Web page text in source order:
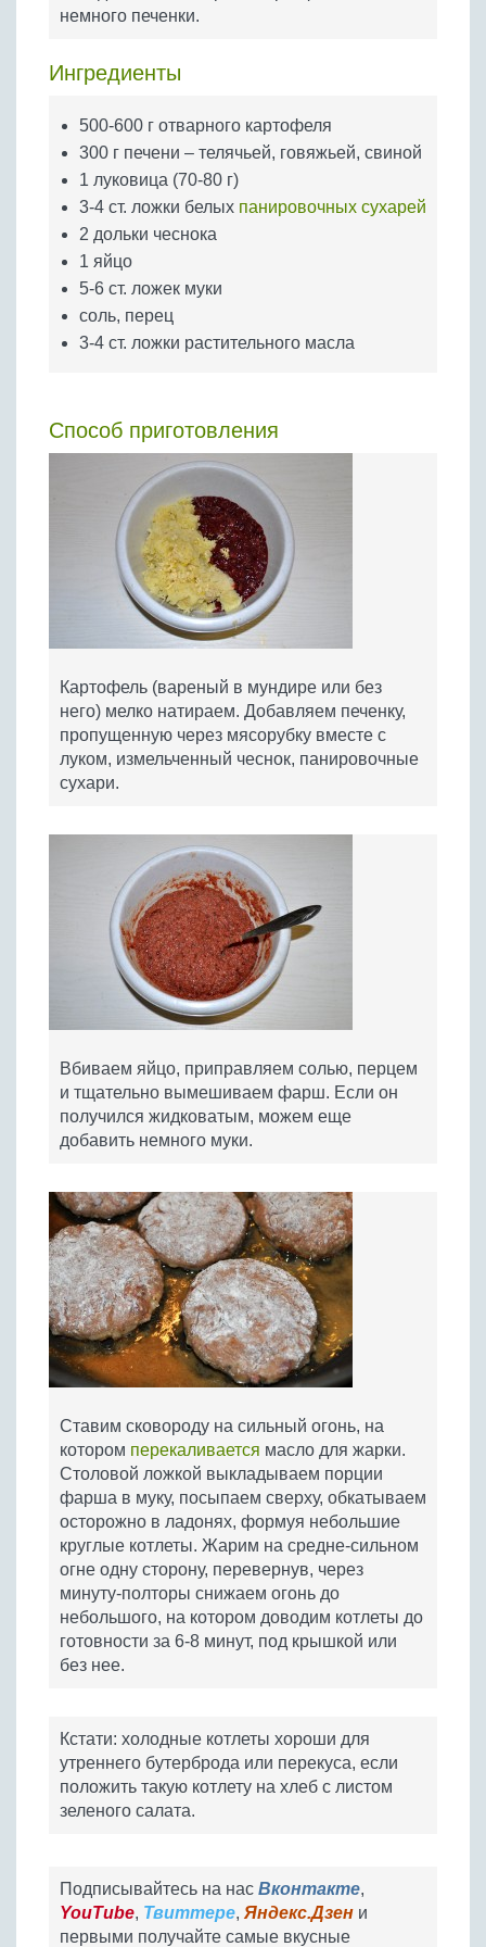
Бобовые
Крупы
немного печенки.
Ингредиенты
500-600 г отварного картофеля
300 г печени – телячьей, говяжьей, свиной
1 луковица (70-80 г)
3-4 ст. ложки белых панировочных сухарей
2 дольки чеснока
1 яйцо
5-6 ст. ложек муки
соль, перец
3-4 ст. ложки растительного масла
Способ приготовления
Картофель (вареный в мундире или без
него) мелко натираем. Добавляем печенку,
пропущенную через мясорубку вместе с
луком, измельченный чеснок, панировочные
сухари.
Вбиваем яйцо, приправляем солью, перцем
и тщательно вымешиваем фарш. Если он
получился жидковатым, можем еще
добавить немного муки.
Ставим сковороду на сильный огонь, на
котором перекаливается масло для жарки.
Столовой ложкой выкладываем порции
фарша в муку, посыпаем сверху, обкатываем
осторожно в ладонях, формуя небольшие
круглые котлеты. Жарим на средне-сильном
огне одну сторону, перевернув, через
минуту-полторы снижаем огонь до
небольшого, на котором доводим котлеты до
готовности за 6-8 минут, под крышкой или
без нее.
Кстати: холодные котлеты хороши для
утреннего бутерброда или перекуса, если
положить такую котлету на хлеб с листом
зеленого салата.
Подписывайтесь на нас Вконтакте,
YouTube, Твиттере, Яндекс.Дзен и
первыми получайте самые вкусные